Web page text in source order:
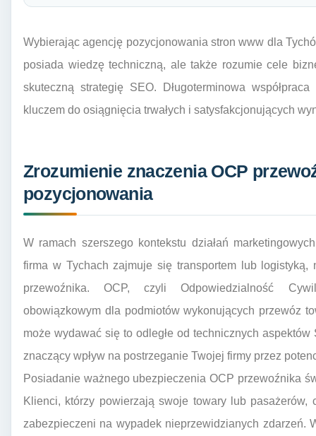
Wybierając agencję pozycjonowania stron www dla
posiada wiedzę techniczną, ale także rozumie cele
skuteczną strategię SEO. Długoterminowa
kluczem do osiągnięcia trwałych i satysfakcjonujących
Zrozumienie znaczenia OCP
pozycjonowania
W ramach szerszego kontekstu działań
firma w Tychach zajmuje się transportem lub
przewoźnika. OCP, czyli Odpowiedzialność
obowiązkowym dla podmiotów wykonujących przewóz
może wydawać się to odległe od technicznych
znaczący wpływ na postrzeganie Twojej firmy przez
Posiadanie ważnego ubezpieczenia OCP przewoźnika
Klienci, którzy powierzają swoje towary lub
zabezpieczeni na wypadek nieprzewidzianych zdarzeń.